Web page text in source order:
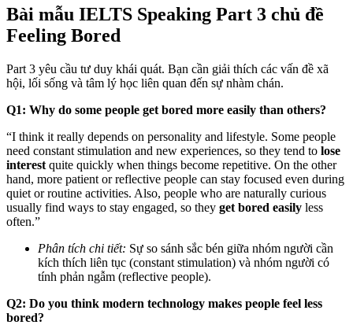
Bài mẫu IELTS Speaking Part 3 chủ đề
Feeling Bored
Part 3 yêu cầu tư duy khái quát. Bạn cần giải thích các vấn đề xã
hội, lối sống và tâm lý học liên quan đến sự nhàm chán.
Q1: Why do some people get bored more easily than others?
“I think it really depends on personality and lifestyle. Some people
need constant stimulation and new experiences, so they tend to lose
interest quite quickly when things become repetitive. On the other
hand, more patient or reflective people can stay focused even during
quiet or routine activities. Also, people who are naturally curious
usually find ways to stay engaged, so they get bored easily less
often.”
Phân tích chi tiết: Sự so sánh sắc bén giữa nhóm người cần
kích thích liên tục (constant stimulation) và nhóm người có
tính phản ngẫm (reflective people).
Q2: Do you think modern technology makes people feel less
bored?